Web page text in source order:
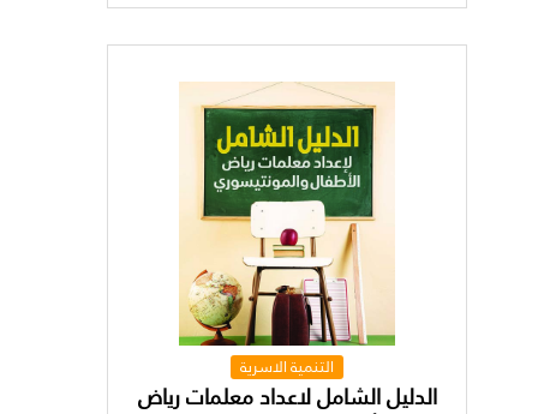
التنمية الاسرية
الدليل الشامل لاعداد معلمات رياض